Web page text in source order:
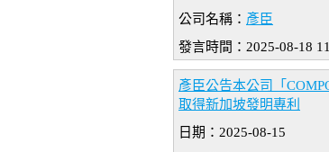
公司名稱： 彥臣
發言時間：2025-08-18
彥臣公告本公司「
取得新加坡發明專利
日期：2025-08-15